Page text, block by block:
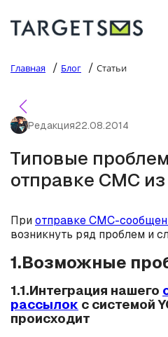
Главная / Блог / Статьи
Редакция22.08.2014
Типовые
отправке СМС из
Приотправке СМС-
возникнуть ряд проблем и
1.Возможные
1.1.Интеграция нашего
рассылок с системой
происходит